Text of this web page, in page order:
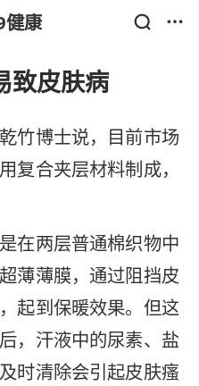
健康
致皮肤病
博士说，目前市场
复合夹层材料制成，
两层普通棉织物中
薄薄膜，通过阻挡皮
起到保暖效果。但这
，汗液中的尿素、盐
时清除会引起皮肤瘙